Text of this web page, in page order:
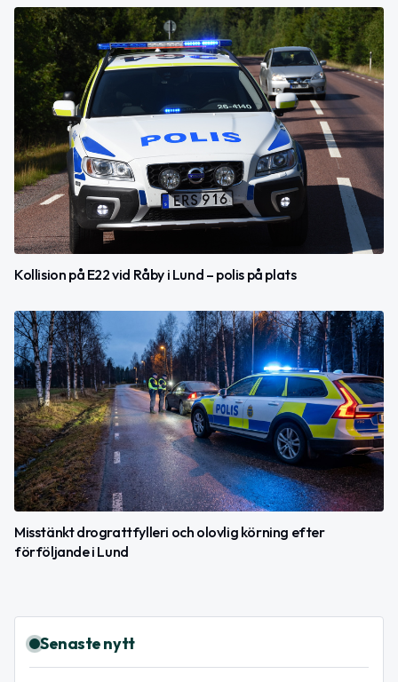
Kollision på E22 vid Råby i Lund – polis på plats
Misstänkt drograttfylleri och olovlig körning efter
förföljande i Lund
Senaste nytt